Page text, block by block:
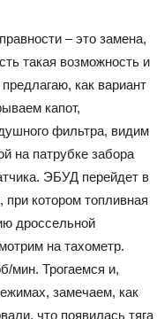
– это замена,
такая возможность и
как вариант
капот,
фильтра, видим
на патрубке забора
ЭБУД перейдет в
котором топливная
дроссельной
на тахометр.
мин. Трогаемся и,
замечаем, как
что появилась тяга